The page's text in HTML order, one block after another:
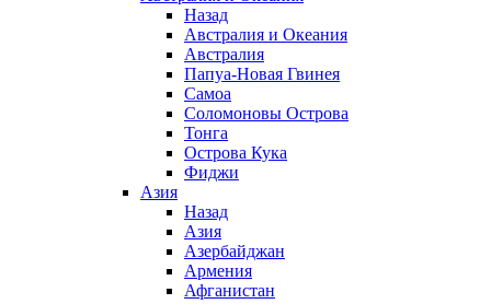
Назад
Австралия и Океания
Австралия
Папуа-Новая Гвинея
Самоа
Соломоновы Острова
Тонга
Острова Кука
Фиджи
Азия
Назад
Азия
Азербайджан
Армения
Афганистан